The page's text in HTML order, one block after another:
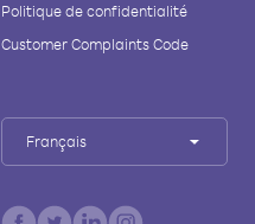
Politique de confidentialité
Customer Complaints Code
Français